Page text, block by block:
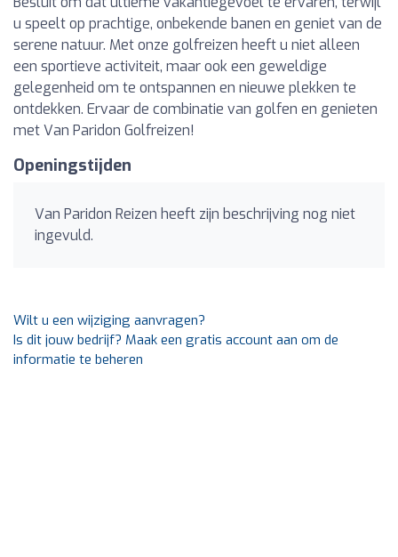
u speelt op prachtige, onbekende banen en geniet van de
serene natuur. Met onze golfreizen heeft u niet alleen
een sportieve activiteit, maar ook een geweldige
gelegenheid om te ontspannen en nieuwe plekken te
ontdekken. Ervaar de combinatie van golfen en genieten
met Van Paridon Golfreizen!
Openingstijden
Van Paridon Reizen heeft zijn beschrijving nog niet
ingevuld.
Wilt u een wijziging aanvragen?
Is dit jouw bedrijf? Maak een gratis account aan om de
informatie te beheren